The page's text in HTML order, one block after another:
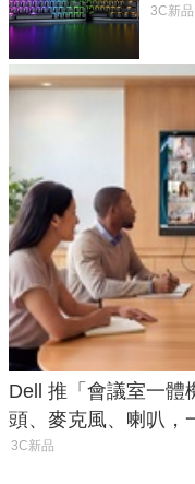
詢率
3C新品
Dell 推「會議室一體
頭、麥克風、喇叭，
3C新品